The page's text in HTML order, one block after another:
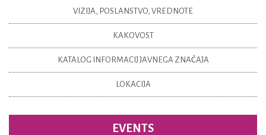
VIZIJA, POSLANSTVO, VREDNOTE
KAKOVOST
KATALOG INFORMACIJ JAVNEGA ZNAČAJA
LOKACIJA
EVENTS